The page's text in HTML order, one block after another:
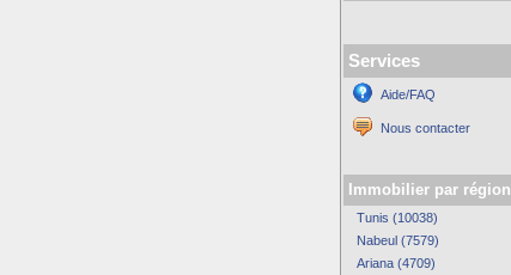
Services
Aide/FAQ
Nous contacter
Immobilier par région
Tunis (10038)
Nabeul (7579)
Ariana (4709)